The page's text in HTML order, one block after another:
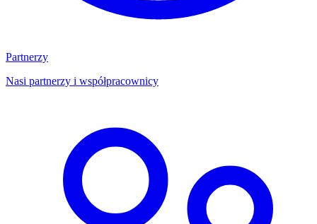
Partnerzy
Nasi partnerzy i współpracownicy